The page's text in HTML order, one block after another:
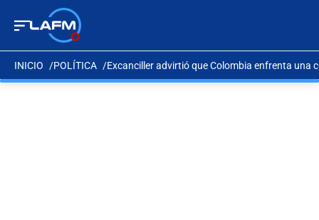
INICIO POLÍTICA Excanciller advirtió que Colombia enfrenta una